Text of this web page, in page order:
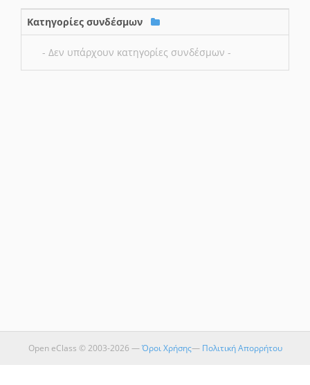
Κατηγορίες συνδέσμων
- Δεν υπάρχουν κατηγορίες συνδέσμων -
Open eClass © 2003-2026 —Όροι Χρήσης— Πολιτική Απορρήτου